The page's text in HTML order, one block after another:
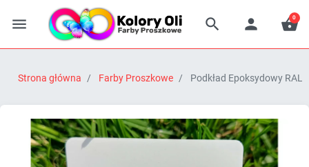
   
0
Strona główna Farby Proszkowe Podkład Epoksydowy RAL